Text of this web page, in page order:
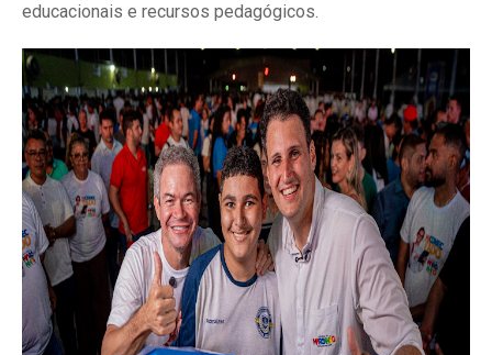
educacionais e recursos pedagógicos.